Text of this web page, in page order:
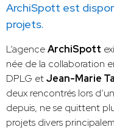
ArchiSpott est
projets.
L’agenceArchiSpott
née de la collaboration
DPLG etJean-Marie
deux rencontrés lors
depuis, ne se quittent
projets divers